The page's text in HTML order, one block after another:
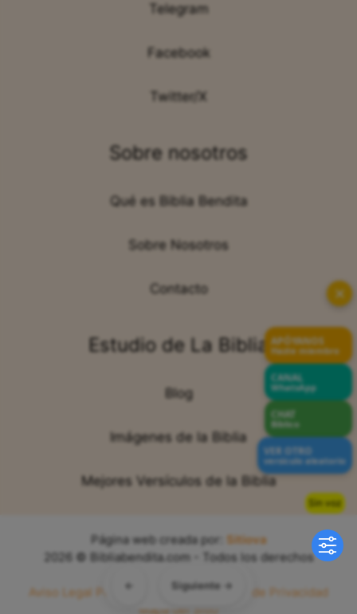
← Siguiente →
Sin voz
Telegram
Facebook
Twitter/X
Sobre nosotros
Qué es Biblia Bendita
Sobre Nosotros
Contacto
Estudio de La Biblia
Blog
Imágenes de la Biblia
Mejores Versículos de la Biblia
Página web creada por:
Sitiova
2026 © Bibliabendita.com - Todos los derechos
Aviso Legal
Política de Cookies Política de Privacidad
Mapa del Sitio
✕
APÓYANOS
Hazte miembro
CANAL
WhatsApp
CHAT
Bíblico
VER OTRO
versículo aleatorio